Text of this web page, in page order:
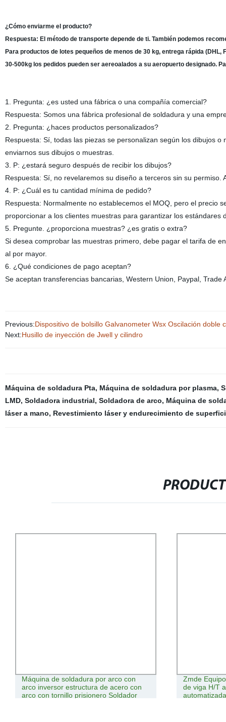
¿Cómo enviarme el producto?
Respuesta: El método de transporte depende de ti. También podemos
Para productos de lotes pequeños de menos de 30 kg, entrega rápida (DHL,
30-500kg los pedidos pueden ser aereoalados a su aeropuerto designado.
1. Pregunta: ¿es usted una fábrica o una compañía comercial?
Respuesta: Somos una fábrica profesional de soldadura y una
2. Pregunta: ¿haces productos personalizados?
Respuesta: Sí, todas las piezas se personalizan según los dibujos
enviarnos sus dibujos o muestras.
3. P: ¿estará seguro después de recibir los dibujos?
Respuesta: Sí, no revelaremos su diseño a terceros sin su
4. P: ¿Cuál es tu cantidad mínima de pedido?
Respuesta: Normalmente no establecemos el MOQ, pero el precio
proporcionar a los clientes muestras para garantizar los estándares
5. Pregunte. ¿proporciona muestras? ¿es gratis o extra?
Si desea comprobar las muestras primero, debe pagar el tarifa de
al por mayor.
6. ¿Qué condiciones de pago aceptan?
Se aceptan transferencias bancarias, Western Union, Paypal,
Previous:Dispositivo de bolsillo Galvanometer Wsx Oscilación
Next:Husillo de inyección de Jwell y cilindro
Máquina de soldadura Pta, Máquina de soldadura por plasma,
LMD, Soldadora industrial, Soldadora de arco, Máquina de
láser a mano, Revestimiento láser y endurecimiento de
Máquina de soldadura por arco con
arco inversor estructura de acero con
arco con tornillo prisionero Soldador
Zmde
de viga H/T